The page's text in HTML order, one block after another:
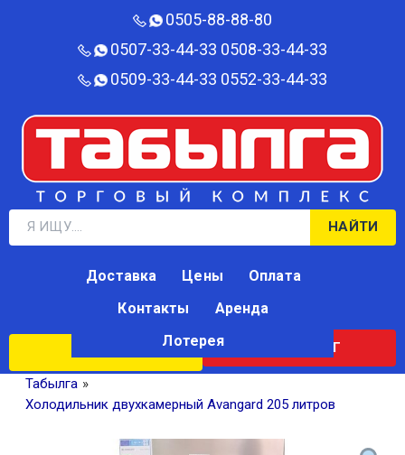
0505-88-88-80‬
0507-33-44-33 0508-33-44-33
0509-33-44-33 0552-33-44-33
НАЙТИ
КАТАЛОГ
Доставка Цены
Оплата
Контакты
Аренда
Лотерея
Табылга »
Холодильник двухкамерный Avangard 205 литров